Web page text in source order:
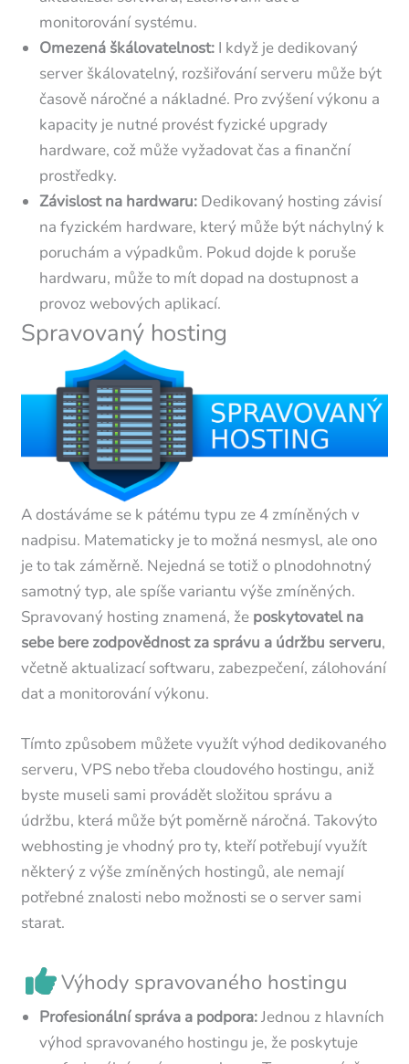
monitorování systému.
Omezená škálovatelnost: I když je dedikovaný
server škálovatelný, rozšiřování serveru může být
časově náročné a nákladné. Pro zvýšení výkonu a
kapacity je nutné provést fyzické upgrady
hardware, což může vyžadovat čas a finanční
prostředky.
Závislost na hardwaru: Dedikovaný hosting závisí
na fyzickém hardware, který může být náchylný k
poruchám a výpadkům. Pokud dojde k poruše
hardwaru, může to mít dopad na dostupnost a
provoz webových aplikací.
Spravovaný hosting
A dostáváme se k pátému typu ze 4 zmíněných v
nadpisu. Matematicky je to možná nesmysl, ale ono
je to tak záměrně. Nejedná se totiž o plnodohnotný
samotný typ, ale spíše variantu výše zmíněných.
Spravovaný hosting znamená, že poskytovatel na
sebe bere zodpovědnost za správu a údržbu serveru,
včetně aktualizací softwaru, zabezpečení, zálohování
dat a monitorování výkonu.
Tímto způsobem můžete využít výhod dedikovaného
serveru, VPS nebo třeba cloudového hostingu, aniž
byste museli sami provádět složitou správu a
údržbu, která může být poměrně náročná. Takovýto
webhosting je vhodný pro ty, kteří potřebují využít
některý z výše zmíněných hostingů, ale nemají
potřebné znalosti nebo možnosti se o server sami
starat.
Výhody spravovaného hostingu
Profesionální správa a podpora:Jednou z hlavních
výhod spravovaného hostingu je, že poskytuje